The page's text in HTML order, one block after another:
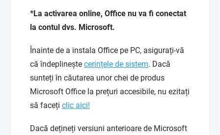
*La activarea online, Office nu va fi conectat
la contul dvs. Microsoft.
Înainte de a instala Office pe PC, asigurați-vă
că îndeplinește cerințele de sistem. Dacă
sunteți în căutarea unor chei de produs
Microsoft Office la prețuri accesibile, nu ezitați
să faceți clic aici!
Dacă dețineți versiuni anterioare de Microsoft